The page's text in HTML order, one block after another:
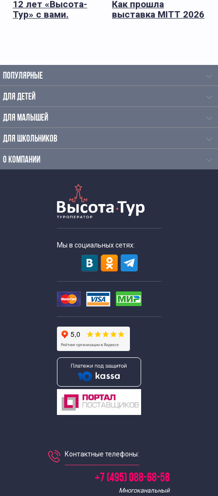
12 лет «Высота-
Тур» с вами.
Как прошла
выставка MITT 2026
ПОПУЛЯРНЫЕ
ДЛЯ ДЕТЕЙ
ДЛЯ МАЛЫШЕЙ
ДЛЯ ШКОЛЬНИКОВ
О КОМПАНИИ
Мы в социальных сетях:
Контактные телефоны:
+7 (495) 088-68-58
Многоканальный